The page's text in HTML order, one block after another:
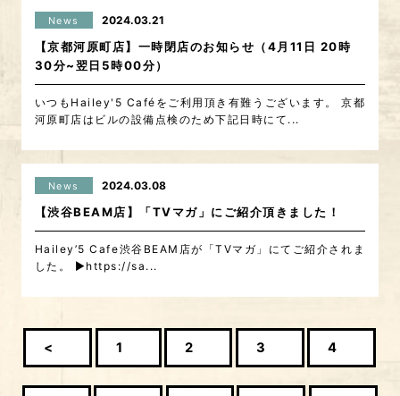
News 2024.03.21
【京都河原町店】一時閉店のお知らせ（4月11日 20時
30分~翌日5時00分）
いつもHailey'5 Caféをご利用頂き有難うございます。 京都
河原町店はビルの設備点検のため下記日時にて...
News 2024.03.08
【渋谷BEAM店】「TVマガ」にご紹介頂きました！
Hailey’5 Cafe渋谷BEAM店が「TVマガ」にてご紹介されま
した。 ▶︎https://sa...
< 1 2 3 4